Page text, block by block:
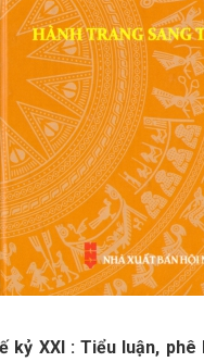
kỷ XXI : Tiểu luận, phê